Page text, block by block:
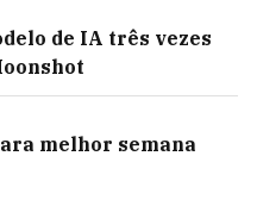
de IA três vezes
melhor semana